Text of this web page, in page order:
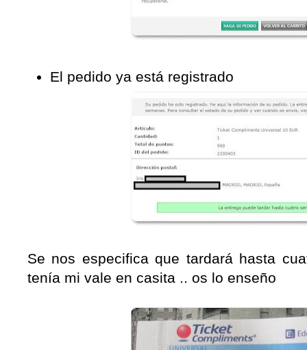
El pedido ya está registrado
Se nos especifica que tardará hasta
tenía mi vale en casita .. os lo enseño